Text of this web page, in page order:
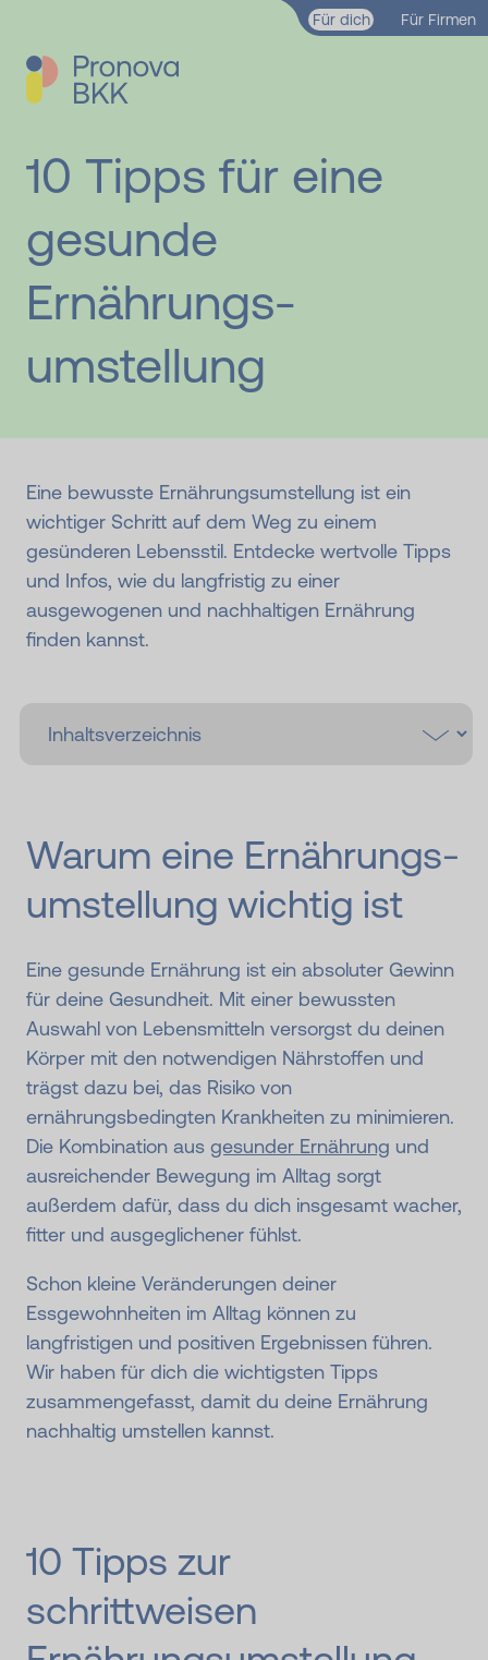
Zum Hauptinhalt springen
Für dich Für Firmen
10 Tipps für eine
gesunde
Ernährungs­
umstellung
Eine bewusste Ernährungsumstellung ist ein
wichtiger Schritt auf dem Weg zu einem
gesünderen Lebensstil. Entdecke wertvolle Tipps
und Infos, wie du langfristig zu einer
ausgewogenen und nachhaltigen Ernährung
finden kannst.
Warum eine Ernährungs­
umstellung wichtig ist
Eine gesunde Ernährung ist ein absoluter Gewinn
für deine Gesundheit. Mit einer bewussten
Auswahl von Lebensmitteln versorgst du deinen
Körper mit den notwendigen Nährstoffen und
trägst dazu bei, das Risiko von
ernährungsbedingten Krankheiten zu minimieren.
Die Kombination aus gesunder Ernährung und
ausreichender Bewegung im Alltag sorgt
außerdem dafür, dass du dich insgesamt wacher,
fitter und ausgeglichener fühlst.
Schon kleine Veränderungen deiner
Essgewohnheiten im Alltag können zu
langfristigen und positiven Ergebnissen führen.
Wir haben für dich die wichtigsten Tipps
zusammengefasst, damit du deine Ernährung
nachhaltig umstellen kannst.
10 Tipps zur
schrittweisen